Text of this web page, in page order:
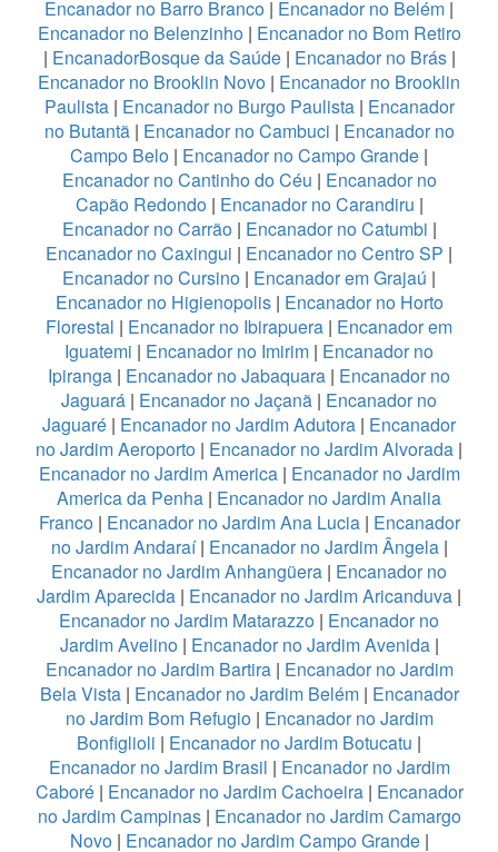
Encanador no Barro Branco | Encanador no Belém |
Encanador no Belenzinho| Encanador no Bom Retiro
| EncanadorBosque da Saúde| Encanador no Brás|
Encanador no Brooklin Novo | Encanador no Brooklin
Paulista| Encanador no Burgo Paulista| Encanador
no Butantã| Encanador no Cambuci | Encanador no
Campo Belo | Encanador no Campo Grande |
Encanador no Cantinho do Céu | Encanador no
Capão Redondo| Encanador no Carandiru |
Encanador no Carrão| Encanador no Catumbi |
Encanador no Caxingui | Encanador no Centro SP |
Encanador no Cursino | Encanador em Grajaú |
Encanador no Higienopolis| Encanador no Horto
Florestal | Encanador no Ibirapuera | Encanador em
Iguatemi | Encanador no Imirim | Encanador no
Ipiranga | Encanador no Jabaquara | Encanador no
Jaguará | Encanador no Jaçanã | Encanador no
Jaguaré | Encanador no Jardim Adutora | Encanador
no Jardim Aeroporto | Encanador no Jardim Alvorada |
Encanador no Jardim America| Encanador no Jardim
America da Penha | Encanador no Jardim Analia
Franco| Encanador no Jardim Ana Lucia| Encanador
no Jardim Andaraí| Encanador no Jardim Ângela|
Encanador no Jardim Anhangüera | Encanador no
Jardim Aparecida | Encanador no Jardim Aricanduva |
Encanador no Jardim Matarazzo | Encanador no
Jardim Avelino| Encanador no Jardim Avenida|
Encanador no Jardim Bartira| Encanador no Jardim
Bela Vista| Encanador no Jardim Belém| Encanador
no Jardim Bom Refugio| Encanador no Jardim
Bonfiglioli | Encanador no Jardim Botucatu |
Encanador no Jardim Brasil | Encanador no Jardim
Caboré| Encanador no Jardim Cachoeira| Encanador
no Jardim Campinas| Encanador no Jardim Camargo
Novo| Encanador no Jardim Campo Grande|